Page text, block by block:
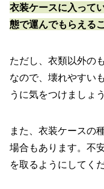
衣装ケースに入って
態で運んでもらえる
ただし、衣類以外の
なので、壊れやすい
うに気をつけましょう
また、衣装ケースの
場合もあります。不
を取るようにしてくだ